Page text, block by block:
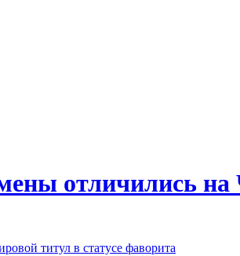
отличились
титул в статусе фаворита